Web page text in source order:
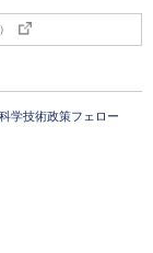
学技術政策フェロー